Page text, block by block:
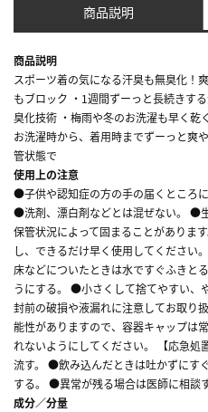
商品説明
商品説明
スポーツ着の気になる汗臭も無臭化！
もブロック ・1週間ずーっと長続きす
臭化技術 ・梅雨や冬のお洗濯も早く乾
お洗濯時から、着用時までずーっと爽
管状態で
使用上の注意
●子供や認知症の方の手の届くところ
●洗剤、漂白剤などとは混ぜない。 ●
保管状況によって固まることがありま
し、できるだけ早く使用してください
床などについたときは水ですぐふきと
うにする。 ●小さくして捨てやすい、
封前の破損や液漏れに注意してお取り
能性がありますので、容器キャップは
れないようにしてください。 【応急
流す。 ●飲み込んだときは吐かずにす
する。 ●異常が残る場合は医師に相談す
成分／分量